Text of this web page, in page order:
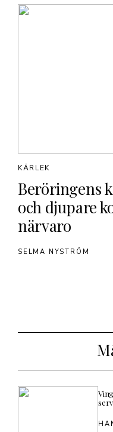
Beröringens
och djupare
närvaro
KÄRLEK
SELMA NYSTRÖM